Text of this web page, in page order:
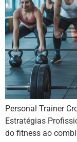
Personal Trainer
Estratégias
do fitness ao